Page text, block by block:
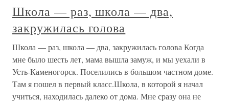
Школа — раз, школа — два,
закружилась голова
Школа — раз, школа — два, закружилась голова Когда
мне было шесть лет, мама вышла замуж, и мы уехали в
Усть-Каменогорск. Поселились в большом частном доме.
Там я пошел в первый класс.Школа, в которой я начал
учиться, находилась далеко от дома. Мне сразу она не